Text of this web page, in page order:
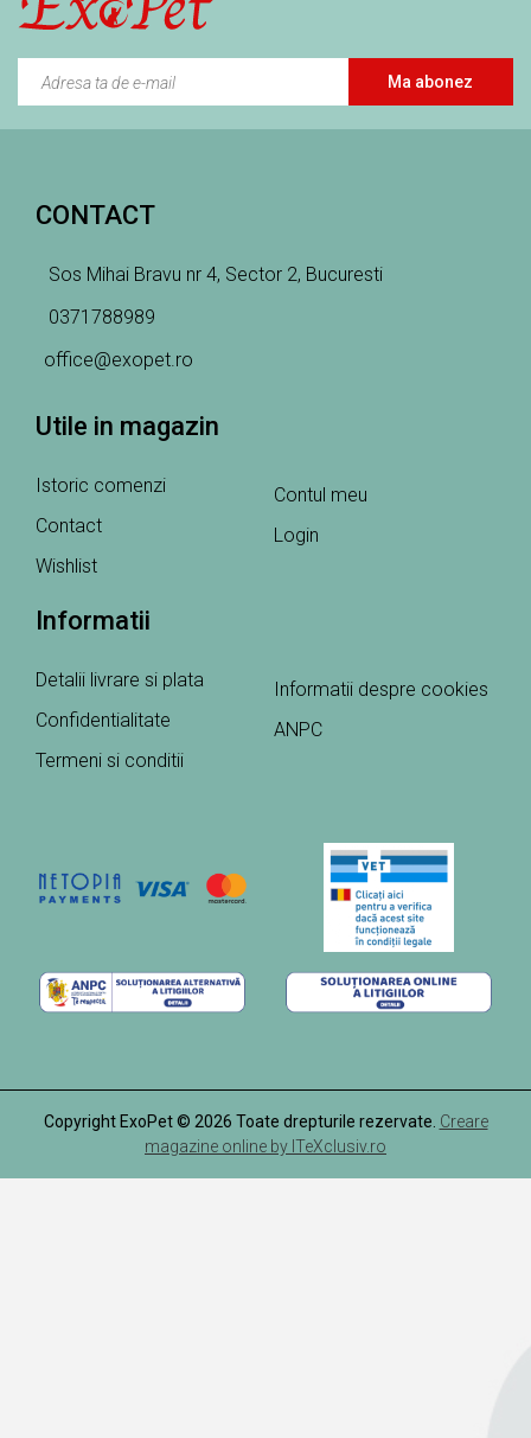
Ma abonez
CONTACT
Sos Mihai Bravu nr 4, Sector 2, Bucuresti
0371788989
office@exopet.ro
Utile in magazin
Istoric comenzi
Contact
Wishlist
Contul meu
Login
Informatii
Detalii livrare si plata
Confidentialitate
Termeni si conditii
Informatii despre cookies
ANPC
Copyright ExoPet © 2026 Toate drepturile rezervate. Creare
magazine online by ITeXclusiv.ro